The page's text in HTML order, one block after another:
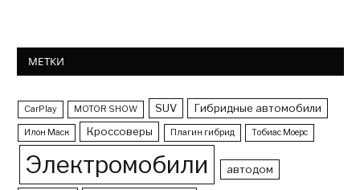
МЕТКИ
CarPlay MOTOR SHOW SUV Гибридные автомобили
Илон Маск Кроссоверы Плагин гибрид Тобиас Моерс
Электромобили автодом